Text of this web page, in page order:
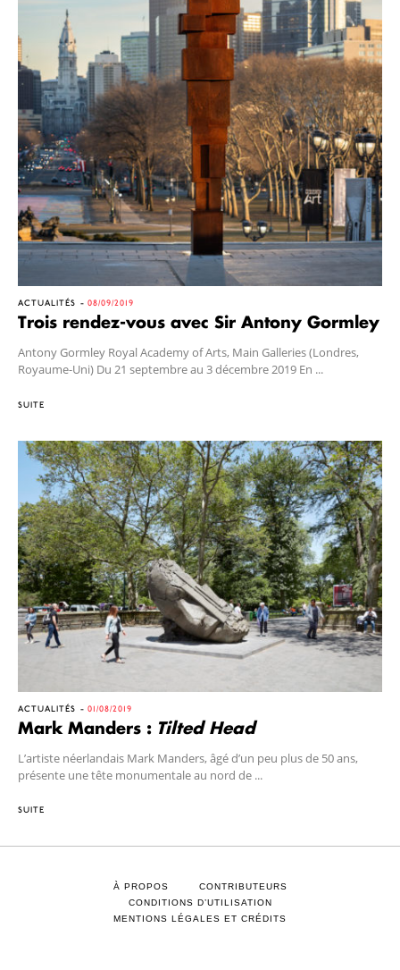
ACTUALITÉS 08/09/2019
Trois rendez-vous avec Sir Antony Gormley
Antony Gormley Royal Academy of Arts, Main Galleries (Londres,
Royaume-Uni) Du 21 septembre au 3 décembre 2019 En ...
SUITE
ACTUALITÉS 01/08/2019
Mark Manders : Tilted Head
L’artiste néerlandais Mark Manders, âgé d’un peu plus de 50 ans,
présente une tête monumentale au nord de ...
SUITE
À PROPOS
CONTRIBUTEURS
CONDITIONS D’UTILISATION
MENTIONS LÉGALES ET CRÉDITS